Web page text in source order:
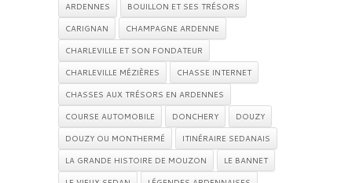
ARDENNES
BOUILLON ET SES TRÉSORS
CARIGNAN
CHAMPAGNE ARDENNE
CHARLEVILLE ET SON FONDATEUR
CHARLEVILLE MÉZIÈRES
CHASSE INTERNET
CHASSES AUX TRÉSORS EN ARDENNES
COURSE AUTOMOBILE
DONCHERY
DOUZY
DOUZY OU MONTHERMÉ
ITINÉRAIRE SEDANAIS
LA GRANDE HISTOIRE DE MOUZON
LE BANNET